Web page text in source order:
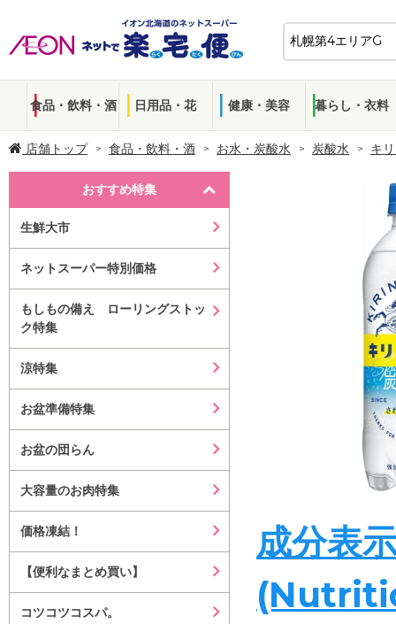
食品・飲料・酒 日用品・花 健康・美容 暮らし・衣料
店舗トップ 食品・飲料・酒 お水・炭酸水 炭酸水 キ
おすすめ特集
生鮮大市
ネットスーパー特別価格
もしもの備え ローリングストッ
ク特集
涼特集
お盆準備特集
お盆の団らん
大容量のお肉特集
価格凍結！
【便利なまとめ買い】
コツコツコスパ。
成分表